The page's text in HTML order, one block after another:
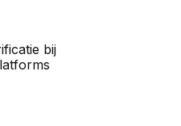
bij